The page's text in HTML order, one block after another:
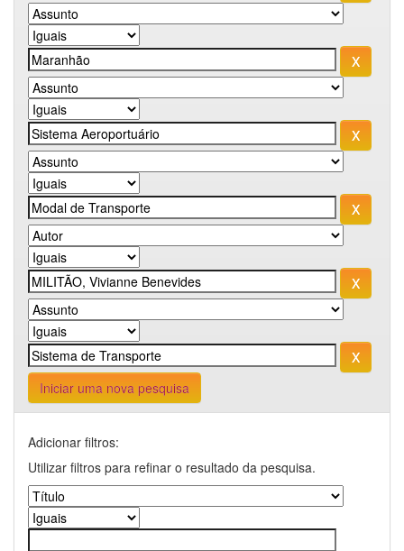
Iniciar uma nova pesquisa
Adicionar filtros:
Utilizar filtros para refinar o resultado da pesquisa.